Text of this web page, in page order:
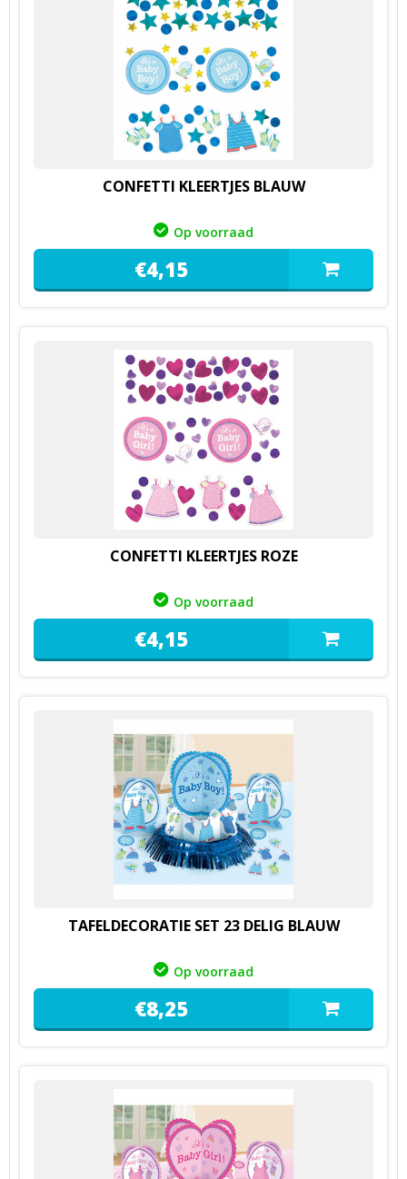
CONFETTI KLEERTJES BLAUW
Op voorraad
€4,15
CONFETTI KLEERTJES ROZE
Op voorraad
€4,15
TAFELDECORATIE SET 23 DELIG BLAUW
Op voorraad
€8,25